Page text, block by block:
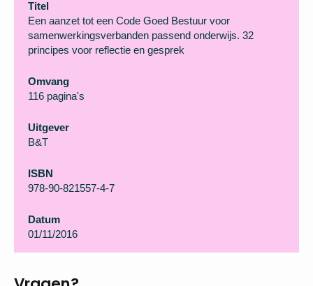
Titel
Een aanzet tot een Code Goed Bestuur voor
samenwerkingsverbanden passend onderwijs. 32
principes voor reflectie en gesprek
Omvang
116 pagina's
Uitgever
B&T
ISBN
978-90-821557-4-7
Datum
01/11/2016